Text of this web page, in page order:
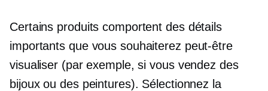
Certains produits comportent des détails
importants que vous souhaiterez peut-être
visualiser (par exemple, si vous vendez des
bijoux ou des peintures). Sélectionnez la